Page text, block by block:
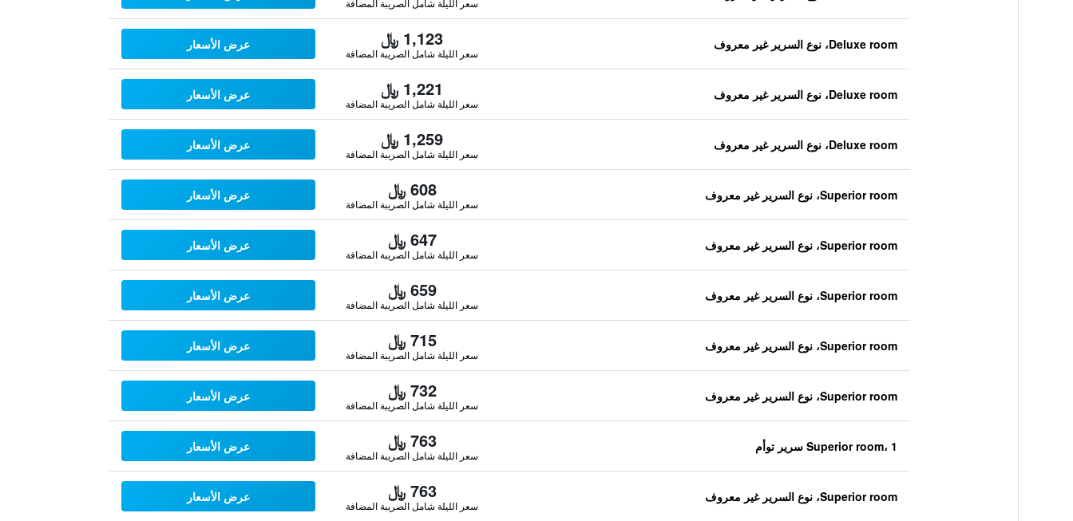
سعر الليلة شامل الصريبة المضافة
Deluxe room، نوع السرير غير معروف 1,123 ﷼
سعر الليلة شامل الصريبة المضافة
عرض الأسعار
Deluxe room، نوع السرير غير معروف 1,221 ﷼
سعر الليلة شامل الصريبة المضافة
عرض الأسعار
Deluxe room، نوع السرير غير معروف 1,259 ﷼
سعر الليلة شامل الصريبة المضافة
عرض الأسعار
Superior room، نوع السرير غير معروف 608 ﷼
سعر الليلة شامل الصريبة المضافة
عرض الأسعار
Superior room، نوع السرير غير معروف 647 ﷼
سعر الليلة شامل الصريبة المضافة
عرض الأسعار
Superior room، نوع السرير غير معروف 659 ﷼
سعر الليلة شامل الصريبة المضافة
عرض الأسعار
Superior room، نوع السرير غير معروف 715 ﷼
سعر الليلة شامل الصريبة المضافة
عرض الأسعار
Superior room، نوع السرير غير معروف 732 ﷼
سعر الليلة شامل الصريبة المضافة
عرض الأسعار
Superior room، 1 سرير توأم 763 ﷼
سعر الليلة شامل الصريبة المضافة
عرض الأسعار
Superior room، نوع السرير غير معروف 763 ﷼
سعر الليلة شامل الصريبة المضافة
عرض الأسعار